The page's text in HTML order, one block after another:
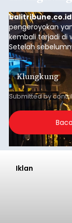
pengeroyokan
kembali terjadi di
Setelah
keributan di barat
kini menimpa
Sumba Barat
(NTT).
Klungkung
Submitted by
Iklan